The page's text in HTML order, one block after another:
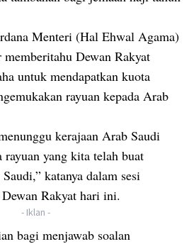
Menteri (Hal Ehwal Agama)
Dewan Rakyat
untuk mendapatkan kuota
rayuan kepada Arab
kerajaan Arab Saudi
rayuan yang kita telah buat
katanya dalam sesi
Rakyat hari ini.
- Iklan -
bagi menjawab soalan